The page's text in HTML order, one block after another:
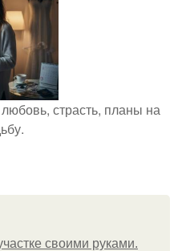
страсть, планы на
своими руками.